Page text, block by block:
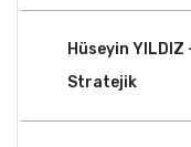
Hüseyin YILDIZ
Stratejik